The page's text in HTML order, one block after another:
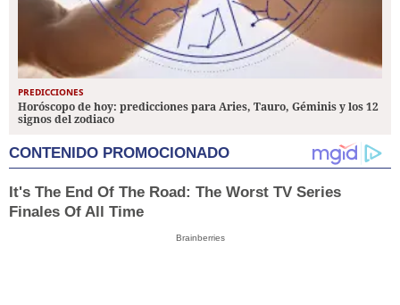
PREDICCIONES
Horóscopo de hoy: predicciones para Aries, Tauro, Géminis y los 12
signos del zodiaco
CONTENIDO PROMOCIONADO
It's The End Of The Road: The Worst TV Series
Finales Of All Time
Brainberries